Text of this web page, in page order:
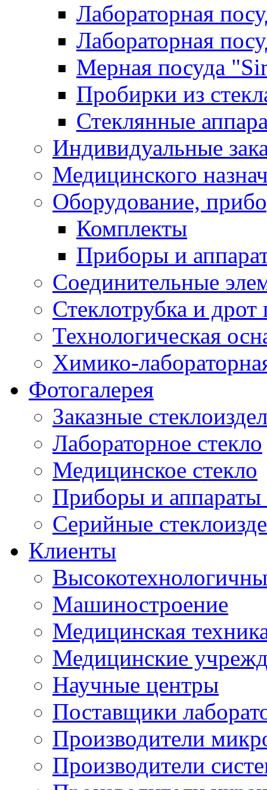
Лабораторная
Лабораторная
Мерная посуда
Пробирки из
Стеклянные
Индивидуальные
Медицинского
Оборудование,
Комплекты
Приборы и
Соединительные
Стеклотрубка и дрот
Технологическая
Химико-
Фотогалерея
Заказные
Лабораторное стекло
Медицинское стекло
Приборы и аппараты
Серийные
Клиенты
Машиностроение
Медицинская
Медицинские
Научные центры
Поставщики
Производители
Производители